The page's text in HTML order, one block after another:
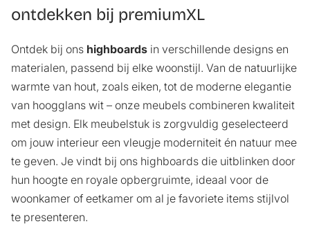
ontdekken bij premiumXL
Ontdek bij ons highboards in verschillende designs en
materialen, passend bij elke woonstijl. Van de natuurlijke
warmte van hout, zoals eiken, tot de moderne elegantie
van hoogglans wit – onze meubels combineren kwaliteit
met design. Elk meubelstuk is zorgvuldig geselecteerd
om jouw interieur een vleugje moderniteit én natuur mee
te geven. Je vindt bij ons highboards die uitblinken door
hun hoogte en royale opbergruimte, ideaal voor de
woonkamer of eetkamer om al je favoriete items stijlvol
te presenteren.